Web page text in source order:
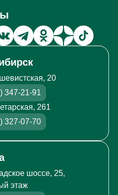
20
347-21-91
261
327-07-70
шоссе, 25,
этаж